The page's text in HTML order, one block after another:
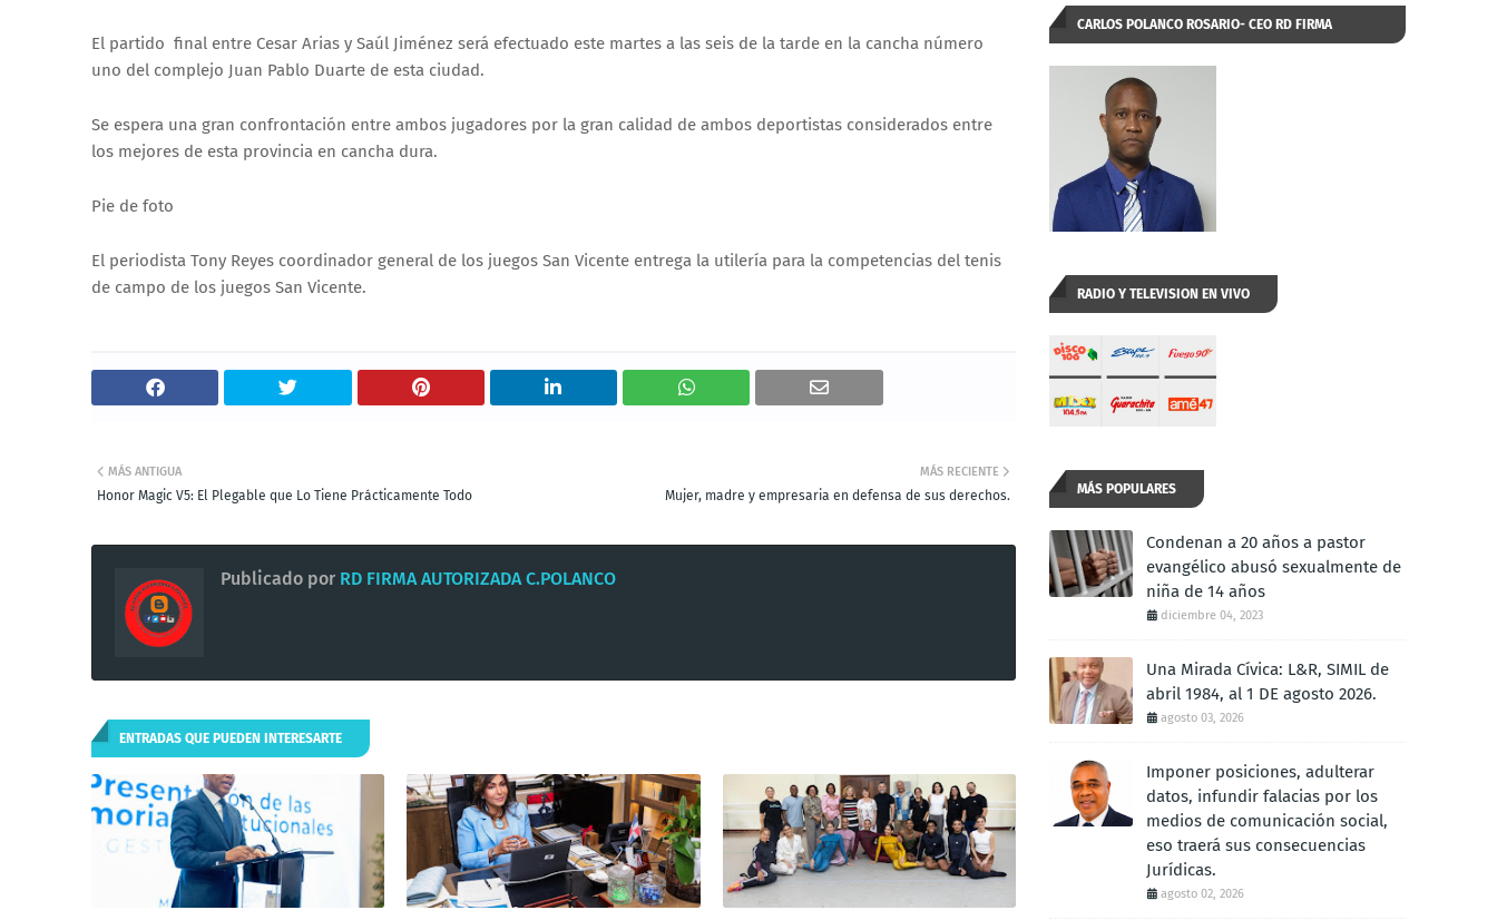
El partido final entre Cesar Arias y Saúl Jiménez será efectuado este martes a las seis de la tarde en la cancha número
uno del complejo Juan Pablo Duarte de esta ciudad.
Se espera una gran confrontación entre ambos jugadores por la gran calidad de ambos deportistas considerados entre
los mejores de esta provincia en cancha dura.
Pie de foto
El periodista Tony Reyes coordinador general de los juegos San Vicente entrega la utilería para la competencias del tenis
de campo de los juegos San Vicente.
MÁS RECIENTE
Mujer, madre y empresaria en defensa de sus derechos.
MÁS ANTIGUA
Honor Magic V5: El Plegable que Lo Tiene Prácticamente Todo
Publicado por RD FIRMA AUTORIZADA C.POLANCO
ENTRADAS QUE PUEDEN INTERESARTE
CARLOS POLANCO ROSARIO- CEO RD FIRMA
AUTORIZADA
RADIO Y TELEVISION EN VIVO
MÁS POPULARES
Condenan a 20 años a pastor
evangélico abusó sexualmente de
niña de 14 años
diciembre 04, 2023
Una Mirada Cívica: L&R, SIMIL de
abril 1984, al 1 DE agosto 2026.
agosto 03, 2026
Imponer posiciones, adulterar
datos, infundir falacias por los
medios de comunicación social,
eso traerá sus consecuencias
Jurídicas.
agosto 02, 2026